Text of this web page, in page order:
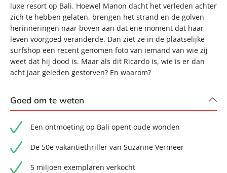
luxe resort op Bali. Hoewel Manon dacht het verleden achter
zich te hebben gelaten, brengen het strand en de golven
herinneringen naar boven aan dat ene moment dat haar
leven voorgoed veranderde. Dan ziet ze in de plaatselijke
surfshop een recent genomen foto van iemand van wie zij
weet dat hij dood is. Maar als dit Ricardo is, wie is er dan
acht jaar geleden gestorven? En waarom?
Goed om te weten
Een ontmoeting op Bali opent oude wonden
De 50e vakantiethriller van Suzanne Vermeer
5 miljoen exemplaren verkocht